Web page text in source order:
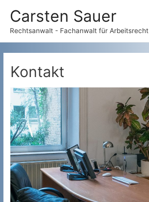
Carsten Sauer
Rechtsanwalt - Fachanwalt für Arbeitsrecht
Kontakt